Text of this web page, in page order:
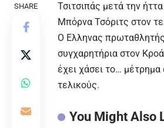
SHARE
Τσιτσιπάς μετά την
Μπόρνα Τσόριτς στον
Ο Ελληνας
συγχαρητήρια στον
έχει χάσει το…
τελικούς.
You Might Also